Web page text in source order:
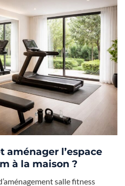
aménager l’espace
à la maison ?
salle fitness